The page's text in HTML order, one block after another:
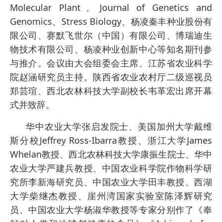
Molecular Plant、Journal of Genetics and
Genomics、Stress Biology、杨凌秦丰种业股份有
限公司、赛默飞世尔（中国）有限公司、博瑞迪生
物技术有限公司、杨凌种业创新中心等知名期刊参
与推介。会议由大会组委会主席、江苏省农业科学
院赵涵研究员主持。陕西省农业农村厅二级巡视员
郑芸瑄、西北农林科技大学副校长韦革宏出席开幕
式并致辞。
华中农业大学张启发院士、美国加州大学戴维
斯分校Jeffrey Ross-Ibarra教授、浙江大学James
Whelan教授、西北农林科技大学康振生院士、华中
农业大学严建兵教授、中国农业科学院作物科学研
究所李新海研究员、中国农业大学田丰教授、西湖
大学柴继杰教授、崖州湾国家实验室陈泽辉研究
员、中国农业大学杨淑华教授等专家分别作了《奉